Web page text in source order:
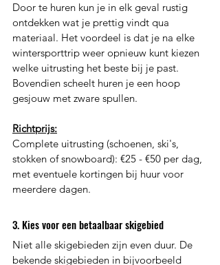
Door te huren kun je in elk geval rustig
ontdekken wat je prettig vindt qua
materiaal. Het voordeel is dat je na elke
wintersporttrip weer opnieuw kunt kiezen
welke uitrusting het beste bij je past.
Bovendien scheelt huren je een hoop
gesjouw met zware spullen.
Richtprijs:
Complete uitrusting (schoenen, ski's,
stokken of snowboard): €25 - €50 per dag,
met eventuele kortingen bij huur voor
meerdere dagen.
3. Kies voor een betaalbaar skigebied
Niet alle skigebieden zijn even duur. De
bekende skigebieden in bijvoorbeeld